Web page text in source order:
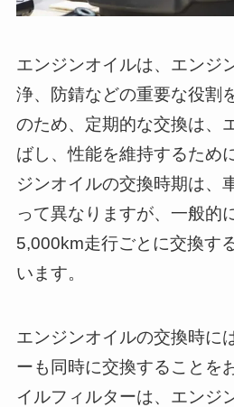
エンジンオイルは、エンジ
浄、防錆などの重要な役割
のため、定期的な交換は、
ばし、性能を維持するため
ジンオイルの交換時期は、
って異なりますが、一般的
5,000km走行ごとに交換す
います。
エンジンオイルの交換時に
ーも同時に交換することを
イルフィルターは、エンジ